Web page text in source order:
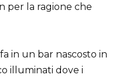
per la ragione che
in un bar nascosto in
illuminati dove i